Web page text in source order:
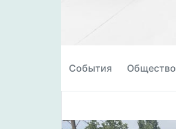
События Общество